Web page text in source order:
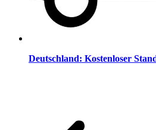
Deutschland: Kostenloser